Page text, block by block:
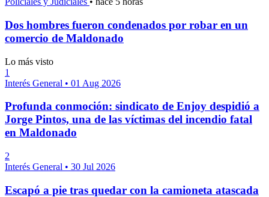
Dos hombres fueron condenados por robar en un
comercio de Maldonado
Lo más visto
1
Interés General • 01 Aug 2026
Profunda conmoción: sindicato de Enjoy despidió a
Jorge Pintos, una de las víctimas del incendio fatal
en Maldonado
2
Interés General • 30 Jul 2026
Escapó a pie tras quedar con la camioneta atascada